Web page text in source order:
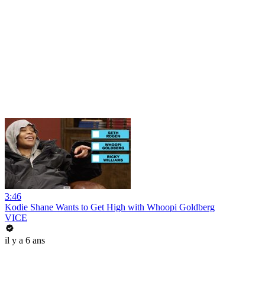
3:46
Kodie Shane Wants to Get High with Whoopi Goldberg
VICE
il y a 6 ans